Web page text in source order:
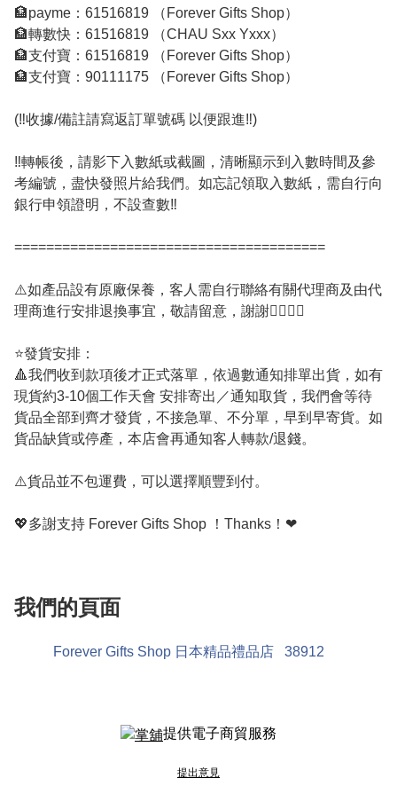
🏦payme：61516819 （Forever Gifts Shop）
🏦轉數快：61516819 （CHAU Sxx Yxxx）
🏦支付寶：61516819 （Forever Gifts Shop）
🏦支付寶：90111175 （Forever Gifts Shop）
(‼️收據/備註請寫返訂單號碼 以便跟進‼️)
‼️轉帳後，請影下入數紙或截圖，清晰顯示到入數時間及參
考編號，盡快發照片給我們。如忘記領取入數紙，需自行向
銀行申領證明，不設查數‼️
=======================================
⚠️如產品設有原廠保養，客人需自行聯絡有關代理商及由代
理商進行安排退換事宜，敬請留意，謝謝🙇‍♂️🙇‍♂️
⭐️發貨安排：
🔺我們收到款項後才正式落單，依過數通知排單出貨，如有
現貨約3-10個工作天會 安排寄出／通知取貨，我們會等待
貨品全部到齊才發貨，不接急單、不分單，早到早寄貨。如
貨品缺貨或停產，本店會再通知客人轉款/退錢。
⚠️貨品並不包運費，可以選擇順豐到付。
💖多謝支持 Forever Gifts Shop ！Thanks！❤
我們的頁面
Forever Gifts Shop 日本精品禮品店 38912
提供電子商貿服務
提出意見